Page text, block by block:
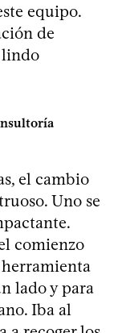
equipo.
de
lindo
el cambio
Uno se
comienzo
lado y para
Iba al